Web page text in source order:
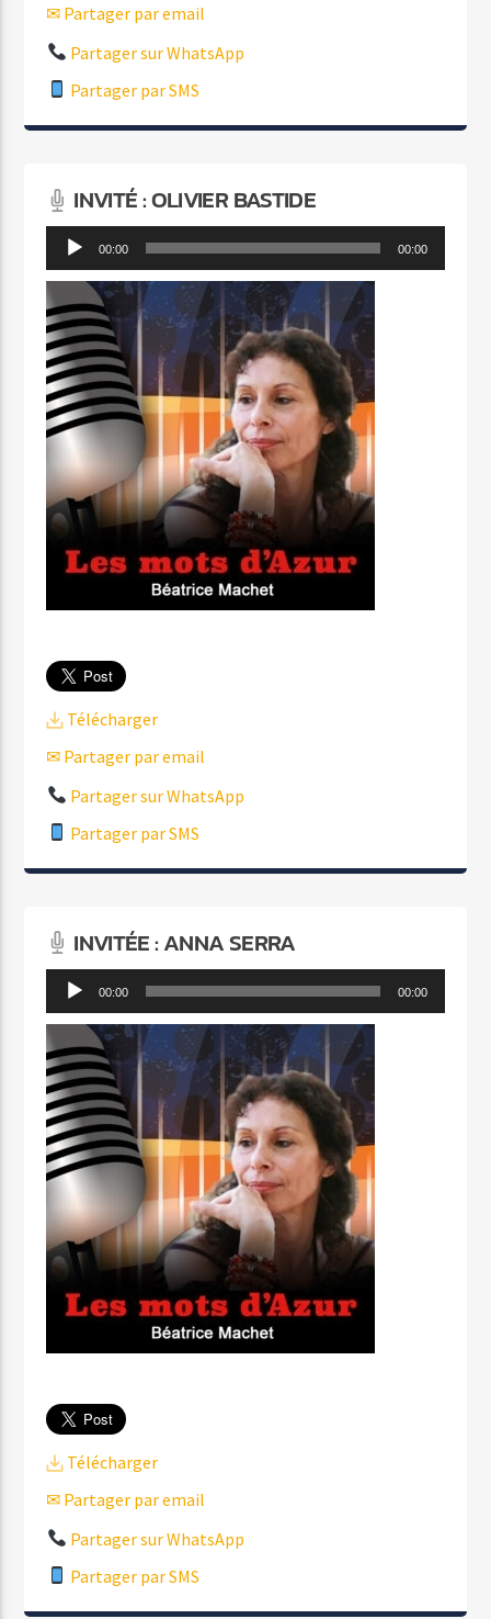
✉ Partager par email
Partager sur WhatsApp
Partager par SMS
INVITÉ : OLIVIER BASTIDE
Lecteur 00:00 00:00
Télécharger
✉ Partager par email
Partager sur WhatsApp
Partager par SMS
INVITÉE : ANNA SERRA
Lecteur 00:00 00:00
Télécharger
✉ Partager par email
Partager sur WhatsApp
Partager par SMS